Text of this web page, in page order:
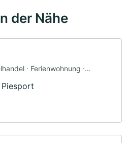
der Nähe
· Ferienwohnung ·